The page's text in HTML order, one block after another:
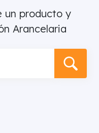
un producto y
Arancelaria